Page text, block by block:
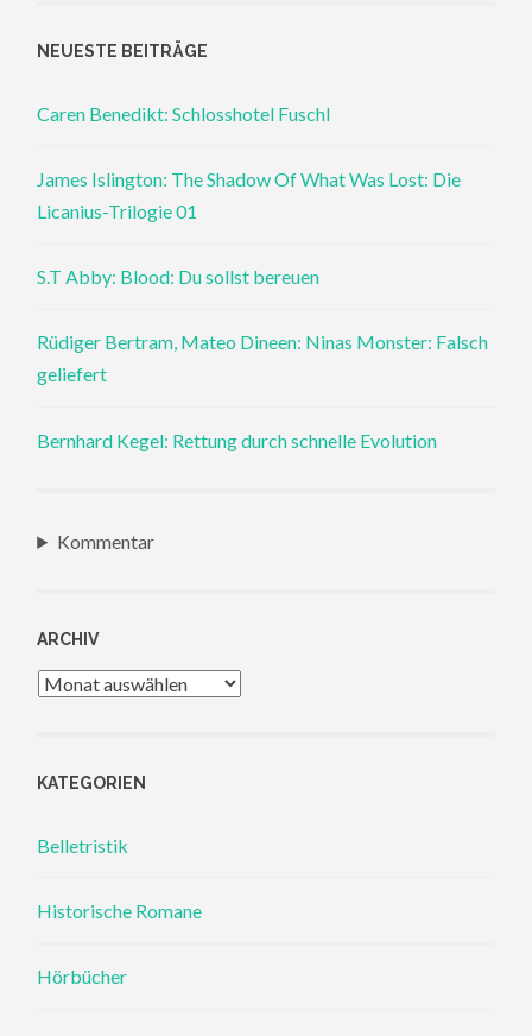
NEUESTE BEITRÄGE
Caren Benedikt: Schlosshotel Fuschl
James Islington: The Shadow Of What Was Lost: Die
Licanius-Trilogie 01
S.T Abby: Blood: Du sollst bereuen
Rüdiger Bertram, Mateo Dineen: Ninas Monster: Falsch
geliefert
Bernhard Kegel: Rettung durch schnelle Evolution
Kommentar
ARCHIV
Archiv
KATEGORIEN
Belletristik
Historische Romane
Hörbücher